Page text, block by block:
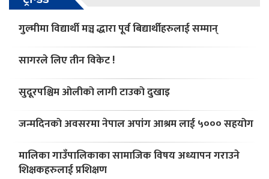
गुल्मीमा विद्यार्थी मञ्च द्धारा पूर्व बिद्यार्थीहरुलाई सम्मान्
सागरले लिए तीन विकेट !
सुदूरपश्चिम ओलीको लागी टाउको दुखाइ
जन्मदिनको अवसरमा नेपाल अपांग आश्रम लाई ५००० सहयोग
मालिका गाउँपालिकाका सामाजिक विषय अध्यापन गराउने
शिक्षकहरुलाई प्रशिक्षण